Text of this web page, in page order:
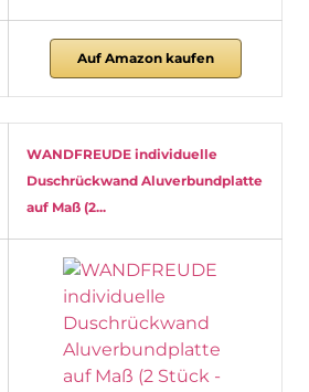
Auf Amazon kaufen
WANDFREUDE individuelle
Duschrückwand Aluverbundplatte
auf Maß (2...